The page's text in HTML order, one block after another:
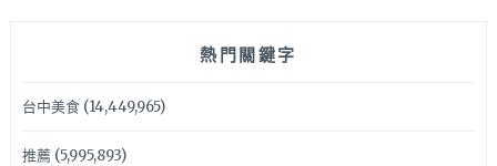
熱門關鍵字
台中美食(14,449,965)
推薦(5,995,893)